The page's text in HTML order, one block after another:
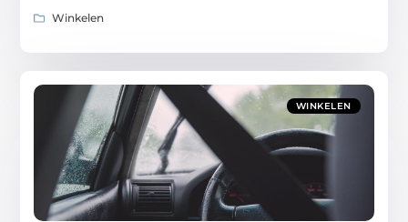
Winkelen
WINKELEN